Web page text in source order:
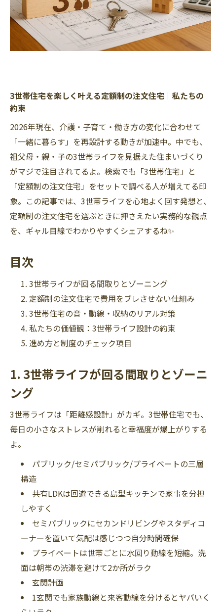
3世帯住宅を楽しく叶える定額制の注文住宅｜私たちの
約束
2026年現在、介護・子育て・働き方の変化に合わせて
「一緒に暮らす」を再設計する動きが加速中。中でも、
祖父母・親・子の3世帯ライフを見据えた住まいづくり
がマジで注目されてるよ。検索でも「3世帯住宅」と
「定額制の注文住宅」をセットで調べる人が増えてる印
象。この記事では、3世帯ライフを心地よく回す発想と、
定額制の注文住宅を選ぶときに押さえたい実務的な観点
を、ギャル目線でわかりやすくシェアするね✨
目次
3世帯ライフが回る間取りとゾーニング
定額制の注文住宅で費用をブレさせない仕組み
3世帯住宅の音・動線・収納のリアル対策
私たちの価値観：3世帯ライフ設計の約束
進め方と制度のチェック項目
1. 3世帯ライフが回る間取りとゾーニ
ング
3世帯ライフは「距離感設計」がカギ。3世帯住宅でも、
毎日の小さなストレスが削れると幸福度が爆上がりする
よ。
パブリック/セミパブリック/プライベートの三層
構造
共有LDKは回遊できる島型キッチンで家事を分担
しやすく
セミパブリックにセカンドリビングやスタディコ
ーナーを置いて気配は感じつつ自分時間確保
プライベートは世帯ごとに水回り動線を短縮。洗
面は朝帯の渋滞を避けて2か所がラク
玄関計画
1玄関でも家族動線と来客動線を分けるとヤバいく